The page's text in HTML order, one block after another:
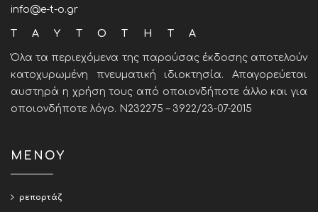
info@e-t-o.gr
ΤΑΥΤΟΤΗΤΑ
Όλα τα περιεχόμενα της παρούσας έκδοσης αποτελούν
κατοχυρωμένη πνευματική ιδιοκτησία. Απαγορεύεται
αυστηρά η χρήση τους από οποιονδήποτε άλλο και για
οποιονδήποτε λόγο. Ν232275 – 3922/23-07-2015
ΜΕΝΟΥ
ρεπορτάζ